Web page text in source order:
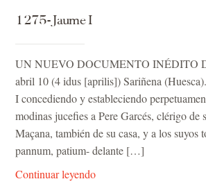
1275- Jaume I
UN NUE­VO DO­CU­MEN­TO INÉDITO
abril 10 (4 idus [apri­lis]) Sa­ri­ñe­na
I con­ce­dien­do y es­ta­ble­cien­do
mo­di­nas ju­ce­fies a Pere Gar­cés, clé­ri­go de
Maça­na, tam­bién de su casa, y a los su­yos
pan­num, pa­tium- de­lan­te […]
Continuar leyendo